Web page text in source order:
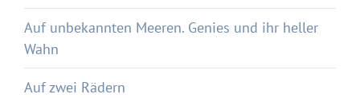
Auf unbekannten Meeren. Genies und ihr heller
Wahn
Auf zwei Rädern